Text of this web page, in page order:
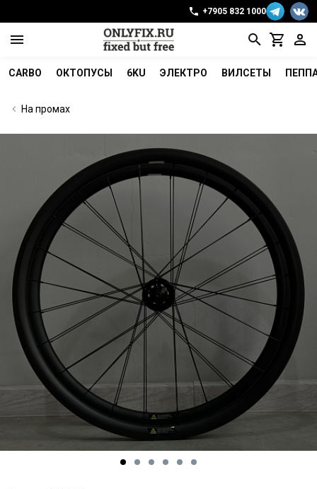
+7905 832 1000
CARBO ОКТОПУСЫ 6KU ЭЛЕКТРО ВИЛСЕТЫ
На промах